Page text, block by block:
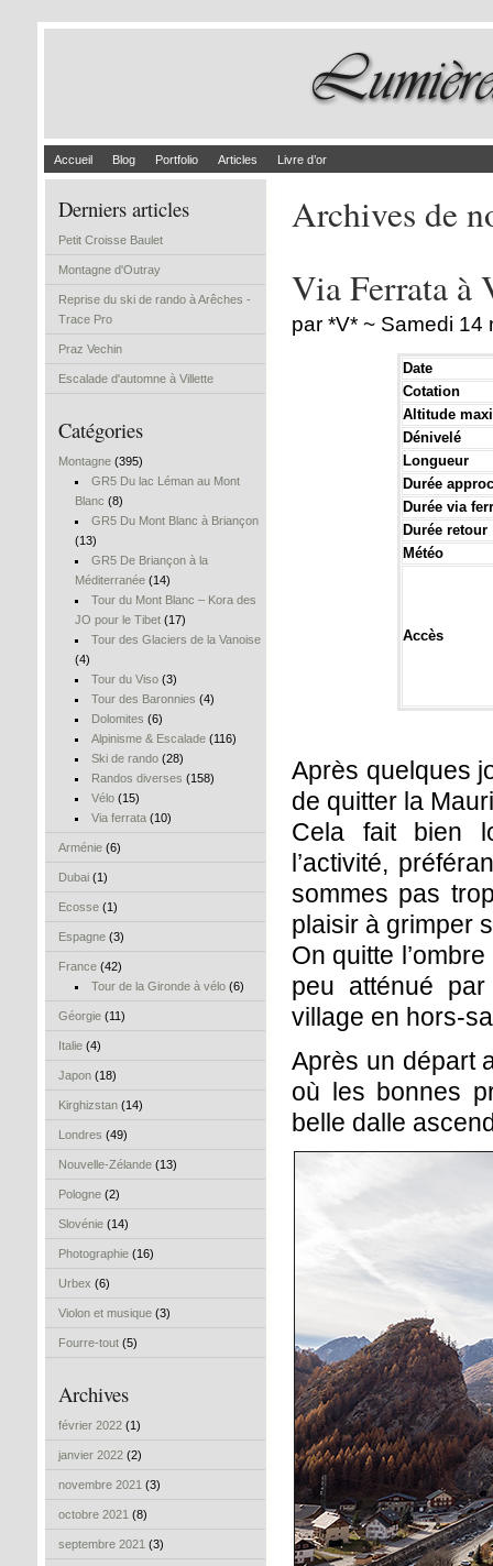
Accueil Blog Portfolio Articles Livre d’or
Derniers articles
Petit Croisse Baulet
Montagne d'Outray
Reprise du ski de rando à Arêches -
Trace Pro
Praz Vechin
Escalade d'automne à Villette
Catégories
Montagne (395)
GR5 Du lac Léman au Mont
Blanc (8)
GR5 Du Mont Blanc à Briançon
(13)
GR5 De Briançon à la
Méditerranée (14)
Tour du Mont Blanc – Kora des
JO pour le Tibet (17)
Tour des Glaciers de la Vanoise
(4)
Tour du Viso(3)
Tour des Baronnies (4)
Dolomites (6)
Alpinisme & Escalade(116)
Ski de rando(28)
Randos diverses (158)
Vélo(15)
Via ferrata(10)
Arménie (6)
Dubai (1)
Ecosse (1)
Espagne (3)
France (42)
Tour de la Gironde à vélo(6)
Géorgie (11)
Italie (4)
Japon (18)
Kirghizstan (14)
Londres (49)
Nouvelle-Zélande (13)
Pologne (2)
Slovénie (14)
Photographie (16)
Urbex (6)
Violon et musique (3)
Fourre-tout (5)
Archives
février 2022 (1)
janvier 2022 (2)
novembre 2021 (3)
octobre 2021 (8)
septembre 2021 (3)
Archives de
Via Ferrata à
par *V* ~ Samedi 14
Date
Cotation
Altitude maxi
Dénivelé
Longueur
Durée
Durée via
Durée retour
Météo
Accès
Après quelques
de quitter la
Cela fait bien
l’activité,
sommes pas
plaisir à grimper
On quitte
peu atténué
village en hors-
Après un départ
où les bonnes
belle dalle